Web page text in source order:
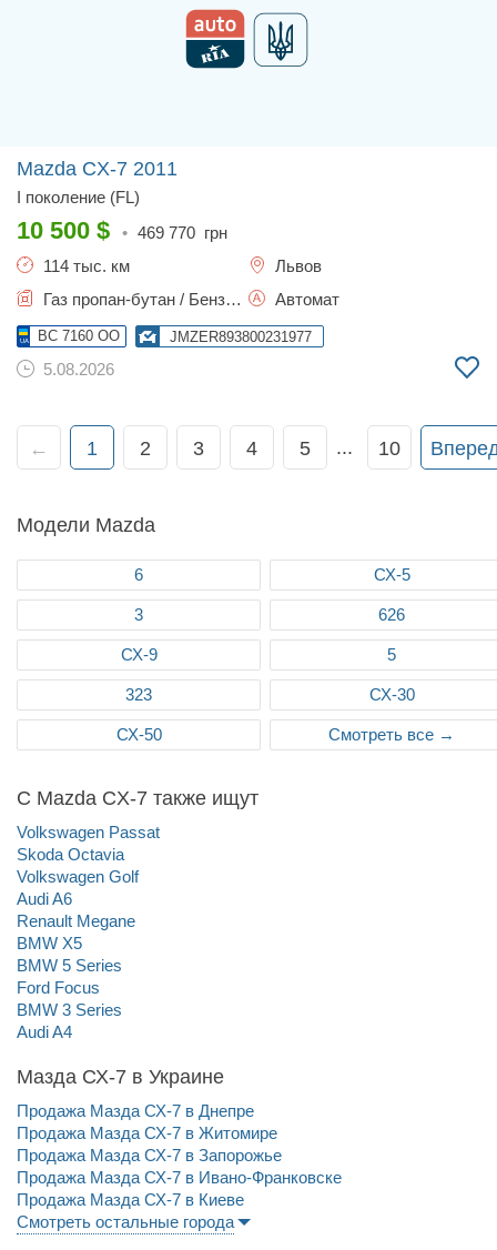
Mazda CX-7 2011
I поколение (FL)
10 500 $ • 469 770 грн
114 тыс. км
Львов
Газ пропан-бутан / Бензин, 2.26 л.
Автомат
BC 7160 OO JMZER893800231977
5.08.2026
← 1 2 3 4 5 ... 10
Модели Mazda
6 СХ-5
3 626
СХ-9 5
323 СХ-30
СХ-50 Смотреть все →
С Mazda CX-7 также ищут
Volkswagen Passat
Skoda Octavia
Volkswagen Golf
Audi A6
Renault Megane
BMW X5
BMW 5 Series
Ford Focus
BMW 3 Series
Audi A4
Мазда СХ-7 в Украине
Продажа Мазда СХ-7 в Днепре
Продажа Мазда СХ-7 в Житомире
Продажа Мазда СХ-7 в Запорожье
Продажа Мазда СХ-7 в Ивано-Франковске
Продажа Мазда СХ-7 в Киеве
Смотреть остальные города